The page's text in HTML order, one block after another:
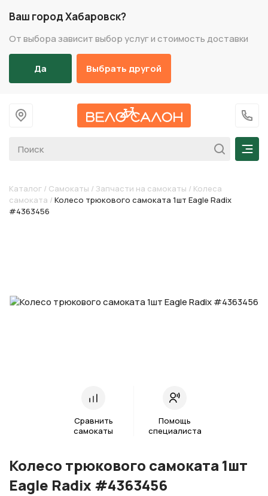
Ваш город Хабаровск?
От выбора зависит выбор услуг и стоимость доставки
Да Выбрать другой
На главную
+7
Каталог / Самокаты / Запчасти на самокаты / Колеса
самоката / Колесо трюкового самоката 1шт Eagle Radix
#4363456
Сравнить
самокаты
Помощь
специалиста
Колесо трюкового самоката 1шт
Eagle Radix #4363456